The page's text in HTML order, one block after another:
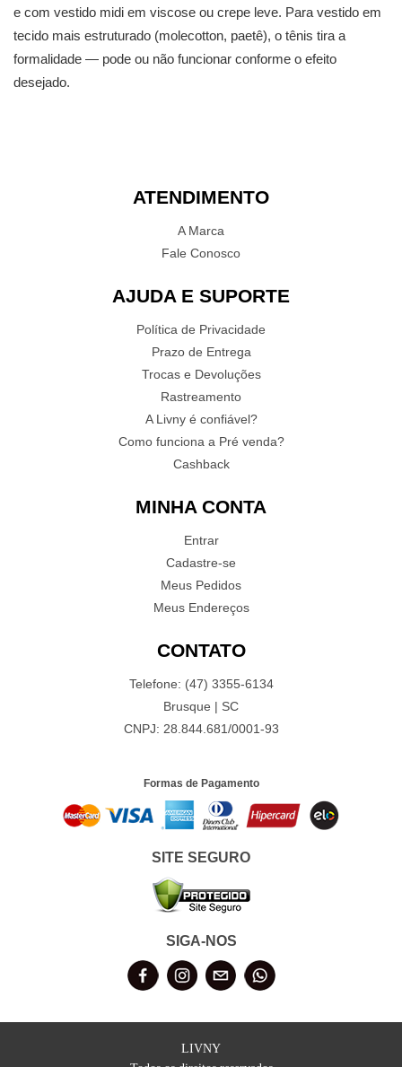
e com vestido midi em viscose ou crepe leve. Para vestido em
tecido mais estruturado (molecotton, paetê), o tênis tira a
formalidade — pode ou não funcionar conforme o efeito
desejado.
ATENDIMENTO
A Marca
Fale Conosco
AJUDA E SUPORTE
Política de Privacidade
Prazo de Entrega
Trocas e Devoluções
Rastreamento
A Livny é confiável?
Como funciona a Pré venda?
Cashback
MINHA CONTA
Entrar
Cadastre-se
Meus Pedidos
Meus Endereços
CONTATO
Telefone: (47) 3355-6134
Brusque | SC
CNPJ: 28.844.681/0001-93
Formas de Pagamento
SITE SEGURO
SIGA-NOS
LIVNY